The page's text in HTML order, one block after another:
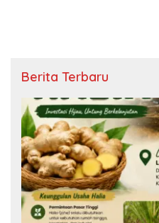
Berita Terbaru